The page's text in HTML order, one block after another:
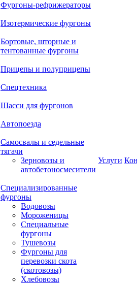
Фургоны-рефрижераторы
Изотермические фургоны
Бортовые, шторные и
тентованные фургоны
Прицепы и полуприцепы
Спецтехника
Шасси для фургонов
Автопоезда
Самосвалы и седельные
тягачи
Зерновозы и
автобетоносмесители
Специализированные
фургоны
Водовозы
Мороженицы
Специальные
фургоны
Тушевозы
Фургоны для
перевозки скота
(скотовозы)
Хлебовозы
Услуги